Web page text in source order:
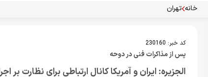
خانه تهران
کد خبر: 230160
پس از مذاکرات فنی در دوحه
الجزیره: ایران و آمریکا کانال ارتباطی برای نظارت بر